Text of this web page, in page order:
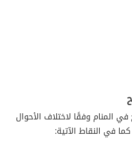
المنام وفقًا لاختلاف الأحوال
في النقاط الآتية: